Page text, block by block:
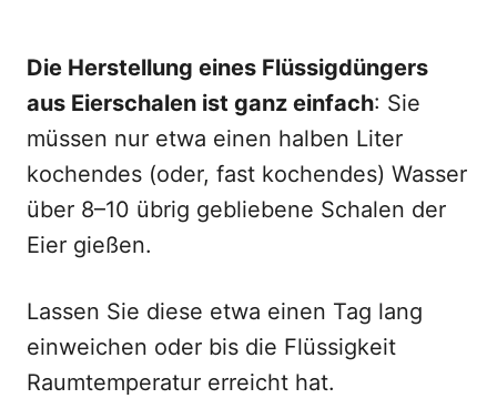
Die Herstellung eines Flüssigdüngers
aus Eierschalen ist ganz einfach: Sie
müssen nur etwa einen halben Liter
kochendes (oder, fast kochendes) Wasser
über 8–10 übrig gebliebene Schalen der
Eier gießen.
Lassen Sie diese etwa einen Tag lang
einweichen oder bis die Flüssigkeit
Raumtemperatur erreicht hat.